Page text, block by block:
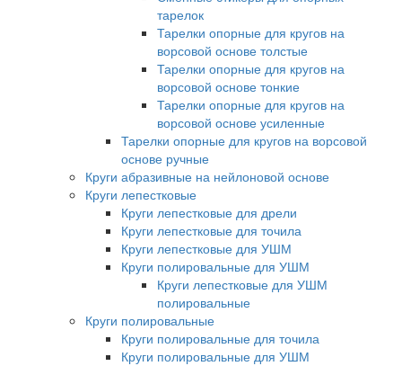
тарелок
Тарелки опорные для кругов на
ворсовой основе толстые
Тарелки опорные для кругов на
ворсовой основе тонкие
Тарелки опорные для кругов на
ворсовой основе усиленные
Тарелки опорные для кругов на ворсовой
основе ручные
Круги абразивные на нейлоновой основе
Круги лепестковые
Круги лепестковые для дрели
Круги лепестковые для точила
Круги лепестковые для УШМ
Круги полировальные для УШМ
Круги лепестковые для УШМ
полировальные
Круги полировальные
Круги полировальные для точила
Круги полировальные для УШМ